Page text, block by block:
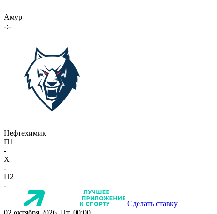
Амур
-:-
Нефтехимик
П1
-
X
-
П2
-
Сделать ставку